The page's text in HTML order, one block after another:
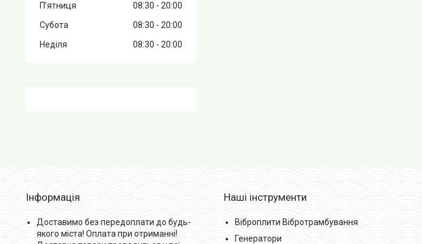
Пʼятниця
08:30
20:00
Субота
08:30
20:00
Неділя
08:30 20:00
Інформація
Доставимо без передоплати до будь-
якого міста! Оплата при отриманні!
Наші інструменти
Віброплити Вібротрамбування
Генератори